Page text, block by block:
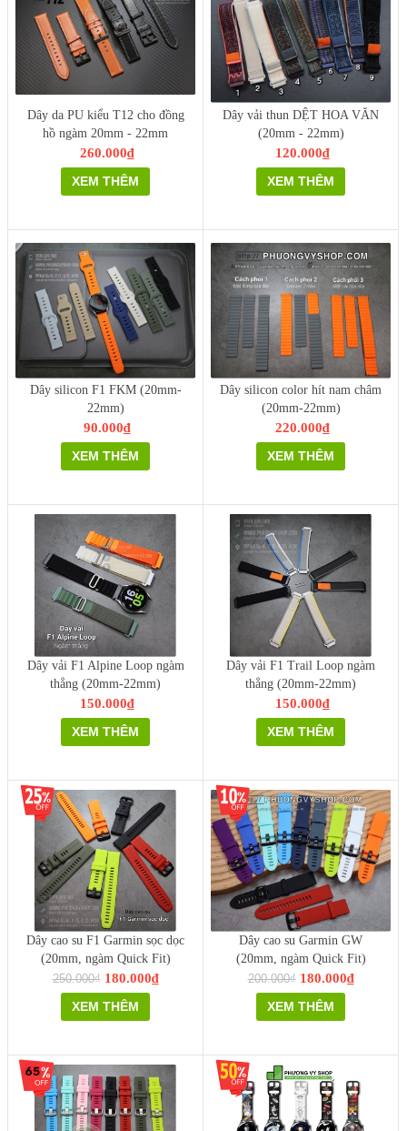
Dây da PU kiểu T12 cho đồng
hồ ngàm 20mm - 22mm
260.000₫
XEM THÊM
Dây vải thun DỆT HOA VĂN
(20mm - 22mm)
120.000₫
XEM THÊM
Dây silicon F1 FKM (20mm-
22mm)
90.000₫
XEM THÊM
Dây silicon color hít nam châm
(20mm-22mm)
220.000₫
XEM THÊM
Dây vải F1 Alpine Loop ngàm
thẳng (20mm-22mm)
150.000₫
XEM THÊM
Dây vải F1 Trail Loop ngàm
thẳng (20mm-22mm)
150.000₫
XEM THÊM
Dây cao su F1 Garmin sọc dọc
(20mm, ngàm Quick Fit)
250.000₫ 180.000₫
XEM THÊM
Dây cao su Garmin GW
(20mm, ngàm Quick Fit)
200.000₫ 180.000₫
XEM THÊM